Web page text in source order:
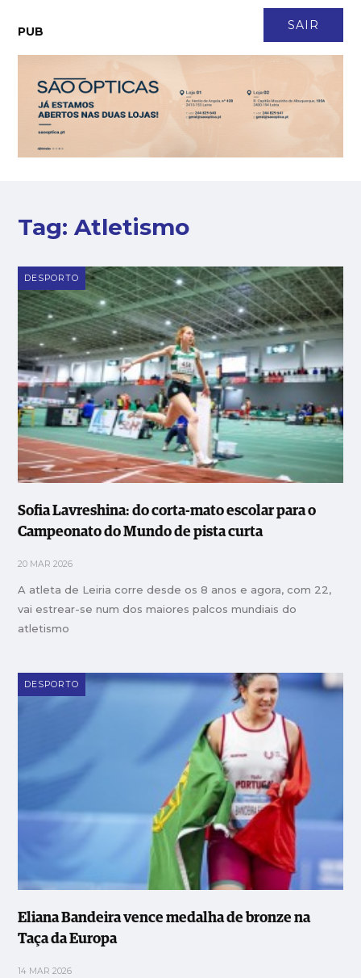
SAIR
PUB
Tag:Atletismo
DESPORTO
Sofia Lavreshina: do corta-mato escolar para o
Campeonato do Mundo de pista curta
20 MAR 2026
A atleta de Leiria corre desde os 8 anos e agora, com 22,
vai estrear-se num dos maiores palcos mundiais do
atletismo
DESPORTO
Eliana Bandeira vence medalha de bronze na
Taça da Europa
14 MAR 2026